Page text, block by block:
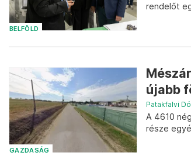
BELFÖLD
rendelőt
GAZDASÁG
újabb
Patakfalvi
A 4610
része